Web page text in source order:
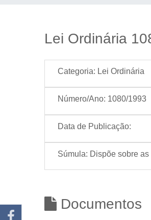
Lei Ordinária
Categoria: Lei Ordinária
Número/Ano: 1080/1993
Data de Publicação:
Súmula: Dispõe sobre
Documentos